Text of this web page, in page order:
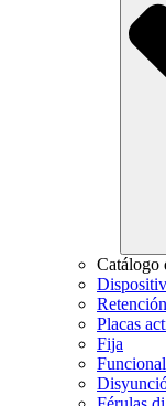
Catálogo
Retención
Placas
Fija
Funcional